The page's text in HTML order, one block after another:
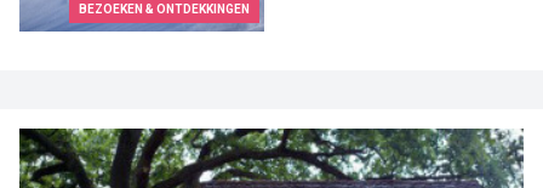
BEZOEKEN & ONTDEKKINGEN